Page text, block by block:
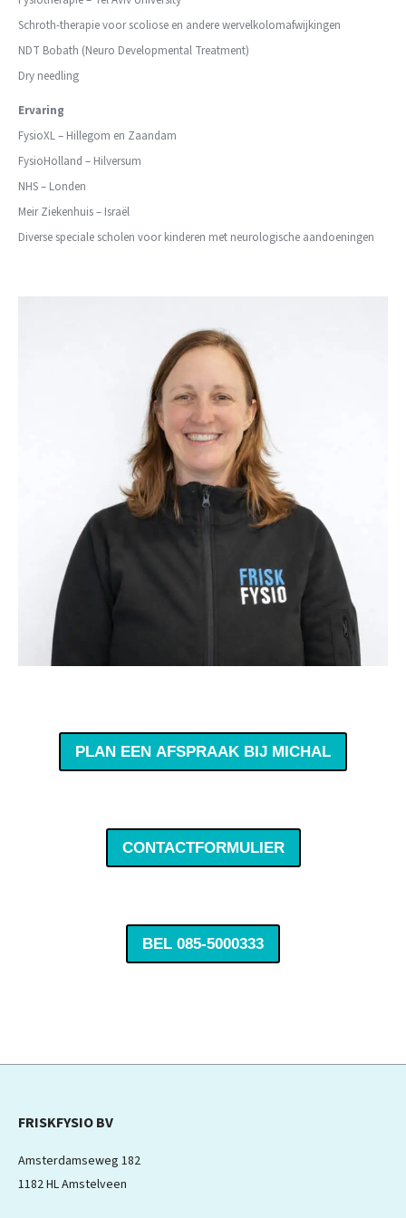
Schroth-therapie voor scoliose en andere wervelkolomafwijkingen
NDT Bobath (Neuro Developmental Treatment)
Dry needling
Ervaring
FysioXL – Hillegom en Zaandam
FysioHolland – Hilversum
NHS – Londen
Meir Ziekenhuis – Israël
Diverse speciale scholen voor kinderen met neurologische aandoeningen
PLAN EEN AFSPRAAK BIJ MICHAL
CONTACTFORMULIER
BEL 085-5000333
FRISKFYSIO BV
Amsterdamseweg 182
1182 HL Amstelveen